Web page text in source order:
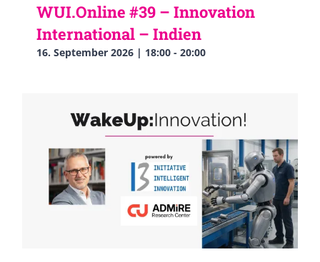
WUI.Online #39 – Innovation
International – Indien
16. September 2026 | 18:00 - 20:00